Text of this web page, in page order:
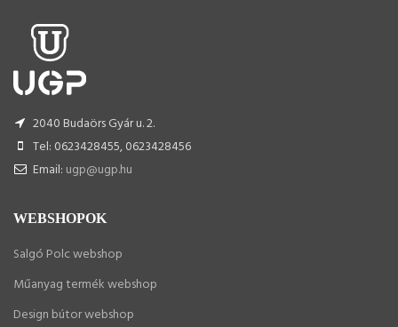
2040 Budaörs Gyár u. 2.
Tel: 0623428455, 0623428456
Email: ugp@ugp.hu
WEBSHOPOK
Salgó Polc webshop
Műanyag termék webshop
Design bútor webshop